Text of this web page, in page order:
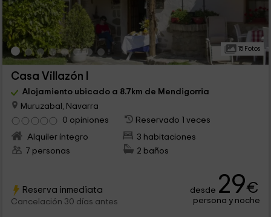
15 Fotos
Casa Villazón I
Alojamiento ubicado a 8.7km de Mendigorria
Muruzabal, Navarra
0 opiniones
Reservado 1 veces
Alquiler íntegro
3 habitaciones
7 personas
2 baños
Reserva inmediata
Cancelación 30 días antes
desde 29€
persona y noche